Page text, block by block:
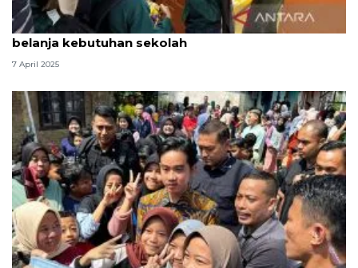
Wapres berbagi di Lebaran, ajak anak yatim
belanja kebutuhan sekolah
7 April 2025